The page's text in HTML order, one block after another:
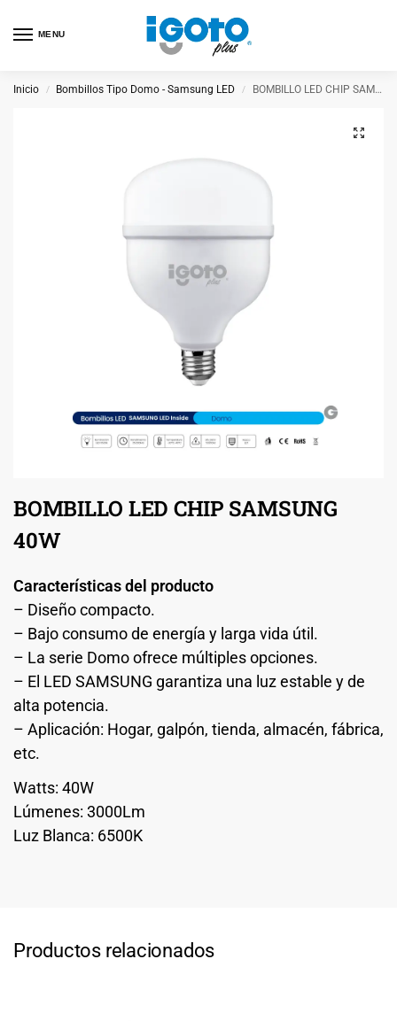
MENU
Inicio / Bombillos Tipo Domo - Samsung LED / BOMBILLO LED CHIP SAMSUNG 40W
BOMBILLO LED CHIP SAMSUNG
40W
Características del producto
– Diseño compacto.
– Bajo consumo de energía y larga vida útil.
– La serie Domo ofrece múltiples opciones.
– El LED SAMSUNG garantiza una luz estable y de
alta potencia.
– Aplicación: Hogar, galpón, tienda, almacén, fábrica,
etc.
Watts: 40W
Lúmenes: 3000Lm
Luz Blanca: 6500K
Productos relacionados